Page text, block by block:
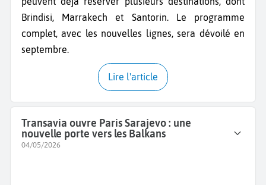
Brindisi, Marrakech et Santorin. Le programme
complet, avec les nouvelles lignes, sera dévoilé en
septembre.
Lire l'article
Transavia ouvre Paris Sarajevo : une
nouvelle porte vers les Balkans
04/05/2026